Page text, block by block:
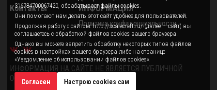
Контакты
ИНФОРМАЦИЯ
Политика конфиденциальности
ИНФОРМАЦИЯ НА САЙТЕ НЕ ЯВЛЯЕТСЯ ПУБЛИЧНОЙ
ОФЕРТОЙ.
316784700067420, обрабатывает файлы cookies.
Они помогают нам делать этот сайт удобнее для пользователей.
Продолжая работу с сайтом: http://scalecraft.ru/ (далее — сайт) вы
соглашаетесь с обработкой файлов cookies вашего браузера.
Однако вы можете запретить обработку некоторых типов файлов
cookies в настройках вашего браузера либо на странице
«Уведомление об использовании файлов cookies».
Согласен Настрою cookies сам